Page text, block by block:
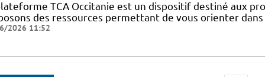
TCA Occitanie est un dispositif destiné aux
des ressources permettant de vous orienter
2026 11:52